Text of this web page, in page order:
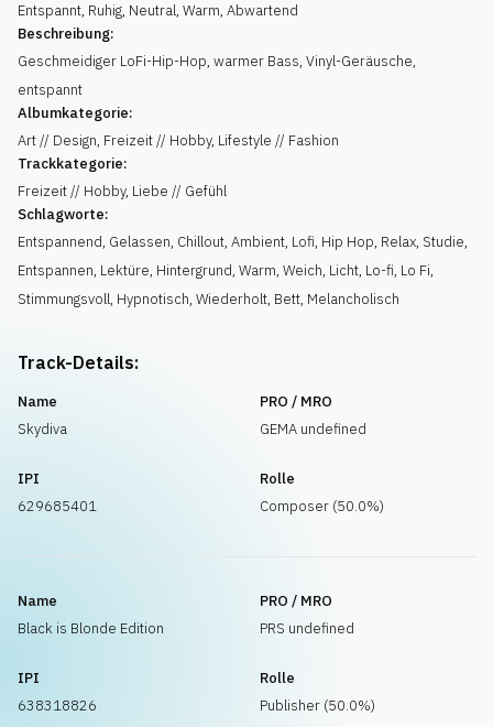
Entspannt, Ruhig, Neutral, Warm, Abwartend
Beschreibung:
Geschmeidiger LoFi-Hip-Hop, warmer Bass, Vinyl-Geräusche,
entspannt
Albumkategorie:
Art // Design, Freizeit // Hobby, Lifestyle // Fashion
Trackkategorie:
Freizeit // Hobby, Liebe // Gefühl
Schlagworte:
Entspannend, Gelassen, Chillout, Ambient, Lofi, Hip Hop, Relax, Studie,
Entspannen, Lektüre, Hintergrund, Warm, Weich, Licht, Lo-fi, Lo Fi,
Stimmungsvoll, Hypnotisch, Wiederholt, Bett, Melancholisch
Track-Details:
Name
Skydiva
PRO / MRO
GEMA undefined
IPI
629685401
Rolle
Composer (50.0%)
Name
Black is Blonde Edition
PRO / MRO
PRS undefined
IPI
638318826
Rolle
Publisher (50.0%)